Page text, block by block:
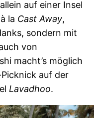
auf einer Insel
la Cast Away,
sondern mit
von
macht’s möglich
auf der
Lavadhoo.